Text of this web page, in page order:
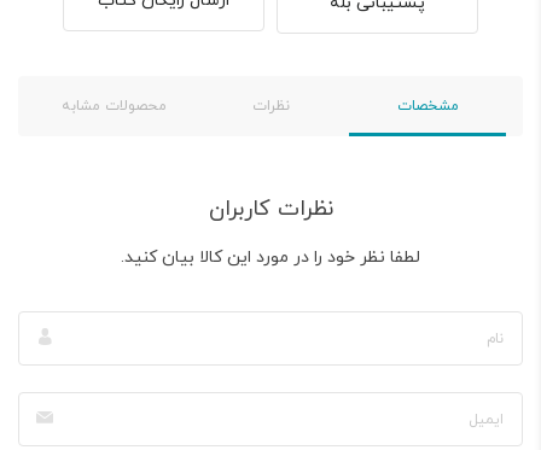
مشخصات نظرات محصولات مشابه
نظرات کاربران
لطفا نظر خود را در مورد این کالا بیان کنید.